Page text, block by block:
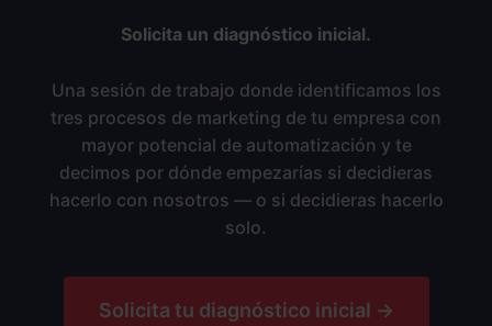
Solicita un diagnóstico inicial.
Una sesión de trabajo donde identificamos los
tres procesos de marketing de tu empresa con
mayor potencial de automatización y te
decimos por dónde empezarías si decidieras
hacerlo con nosotros — o si decidieras hacerlo
solo.
Solicita tu diagnóstico inicial →